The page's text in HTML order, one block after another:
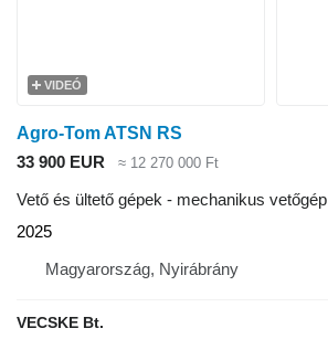
VIDEÓ
Agro-Tom ATSN RS
33 900 EUR
≈ 12 270 000 Ft
Vető és ültető gépek - mechanikus vetőgép
2025
Magyarország, Nyirábrány
VECSKE Bt.